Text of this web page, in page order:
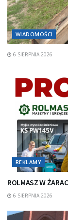
WIADOMOŚCI
6 SIERPNIA 2026
REKLAMY
ROLMASZ W
6 SIERPNIA 2026